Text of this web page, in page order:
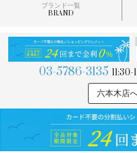
ブランド一覧
BRAND
03-5786-3135 11:30-
六本木店